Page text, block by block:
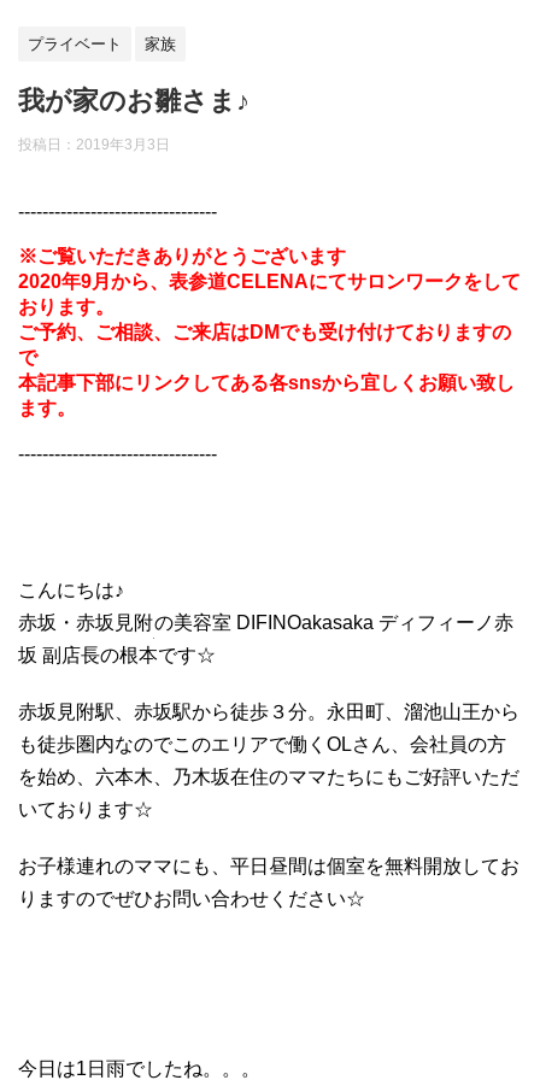
プライベート 家族
我が家のお雛さま♪
投稿日： 2019年3月3日
---------------------------------
※ご覧いただきありがとうございます
2020年9月から、表参道CELENAにてサロンワークをして
おります。
ご予約、ご相談、ご来店はDMでも受け付けておりますの
で
本記事下部にリンクしてある各snsから宜しくお願い致し
ます。
---------------------------------
こんにちは♪
赤坂・赤坂見附の美容室 DIFINOakasaka ディフィーノ赤
坂 副店長の根本です☆
赤坂見附駅、赤坂駅から徒歩３分。永田町、溜池山王から
も徒歩圏内なのでこのエリアで働くOLさん、会社員の方
を始め、六本木、乃木坂在住のママたちにもご好評いただ
いております☆
お子様連れのママにも、平日昼間は個室を無料開放してお
りますのでぜひお問い合わせください☆
今日は1日雨でしたね。。。